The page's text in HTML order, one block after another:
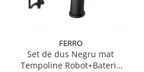
Puffere/Stocatoare de caldura
Puffer 1 serpentina
Puffer 2 serpentine
FERRO
Set de dus Negru mat
Tempoline Robot+Baterie